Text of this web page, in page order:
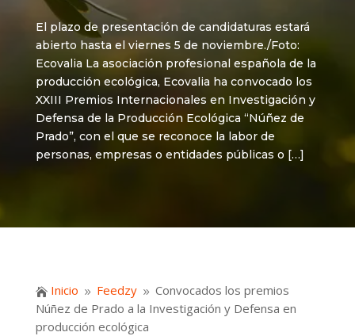
El plazo de presentación de candidaturas estará
abierto hasta el viernes 5 de noviembre./Foto:
Ecovalia La asociación profesional española de la
producción ecológica, Ecovalia ha convocado los
XXIII Premios Internacionales en Investigación y
Defensa de la Producción Ecológica “Núñez de
Prado”, con el que se reconoce la labor de
personas, empresas o entidades públicas o […]
 Inicio 9 Feedzy 9 Convocados los premios
Núñez de Prado a la Investigación y Defensa en
producción ecológica